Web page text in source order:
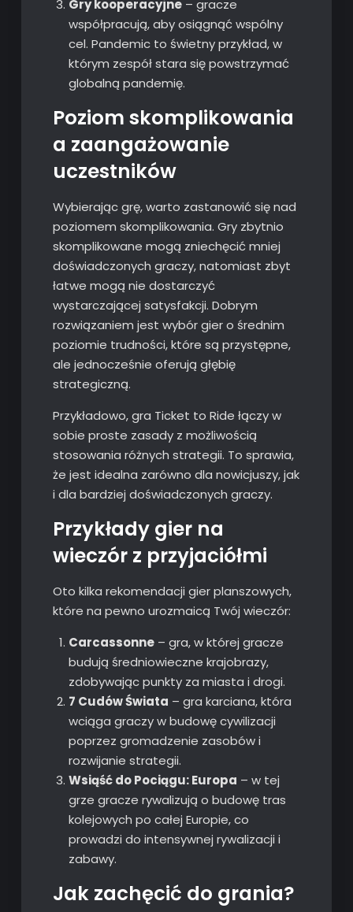
Gry kooperacyjne– gracze
współpracują, aby osiągnąć wspólny
cel. Pandemic to świetny przykład, w
którym zespół stara się powstrzymać
globalną pandemię.
Poziom skomplikowania
a zaangażowanie
uczestników
Wybierając grę, warto zastanowić się nad
poziomem skomplikowania. Gry zbytnio
skomplikowane mogą zniechęcić mniej
doświadczonych graczy, natomiast zbyt
łatwe mogą nie dostarczyć
wystarczającej satysfakcji. Dobrym
rozwiązaniem jest wybór gier o średnim
poziomie trudności, które są przystępne,
ale jednocześnie oferują głębię
strategiczną.
Przykładowo, gra Ticket to Ride łączy w
sobie proste zasady z możliwością
stosowania różnych strategii. To sprawia,
że jest idealna zarówno dla nowicjuszy, jak
i dla bardziej doświadczonych graczy.
Przykłady gier na
wieczór z przyjaciółmi
Oto kilka rekomendacji gier planszowych,
które na pewno urozmaicą Twój wieczór:
Carcassonne– gra, w której gracze
budują średniowieczne krajobrazy,
zdobywając punkty za miasta i drogi.
7 Cudów Świata – gra karciana, która
wciąga graczy w budowę cywilizacji
poprzez gromadzenie zasobów i
rozwijanie strategii.
Wsiąść do Pociągu: Europa – w tej
grze gracze rywalizują o budowę tras
kolejowych po całej Europie, co
prowadzi do intensywnej rywalizacji i
zabawy.
Jak zachęcić do grania?